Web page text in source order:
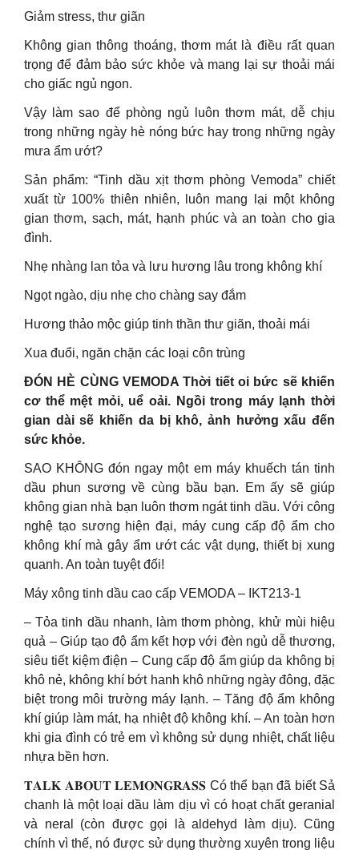
Giảm stress, thư giãn
Không gian thông thoáng, thơm mát là điều rất quan
trọng để đảm bảo sức khỏe và mang lại sự thoải mái
cho giấc ngủ ngon.
Vậy làm sao để phòng ngủ luôn thơm mát, dễ chịu
trong những ngày hè nóng bức hay trong những ngày
mưa ẩm ướt?
Sản phẩm: “Tinh dầu xịt thơm phòng Vemoda” chiết
xuất từ 100% thiên nhiên, luôn mang lại một không
gian thơm, sạch, mát, hạnh phúc và an toàn cho gia
đình.
Nhẹ nhàng lan tỏa và lưu hương lâu trong không khí
Ngọt ngào, dịu nhẹ cho chàng say đắm
Hương thảo mộc giúp tinh thần thư giãn, thoải mái
Xua đuổi, ngăn chặn các loại côn trùng
ĐÓN HÈ CÙNG VEMODA Thời tiết oi bức sẽ khiến
cơ thể mệt mỏi, uể oải. Ngồi trong máy lạnh thời
gian dài sẽ khiến da bị khô, ảnh hưởng xấu đến
sức khỏe.
SAO KHÔNG đón ngay một em máy khuếch tán tinh
dầu phun sương về cùng bầu bạn. Em ấy sẽ giúp
không gian nhà bạn luôn thơm ngát tinh dầu. Với công
nghệ tạo sương hiện đại, máy cung cấp độ ẩm cho
không khí mà gây ẩm ướt các vật dụng, thiết bị xung
quanh. An toàn tuyệt đối!
Máy xông tinh dầu cao cấp VEMODA – IKT213-1
– Tỏa tinh dầu nhanh, làm thơm phòng, khử mùi hiệu
quả – Giúp tạo độ ẩm kết hợp với đèn ngủ dễ thương,
siêu tiết kiệm điện – Cung cấp độ ẩm giúp da không bị
khô nẻ, không khí bớt hanh khô những ngày đông, đặc
biệt trong môi trường máy lạnh. – Tăng độ ẩm không
khí giúp làm mát, hạ nhiệt độ không khí. – An toàn hơn
khi gia đình có trẻ em vì không sử dụng nhiệt, chất liệu
nhựa bền hơn.
𝐓𝐀𝐋𝐊 𝐀𝐁𝐎𝐔𝐓 𝐋𝐄𝐌𝐎𝐍𝐆𝐑𝐀𝐒𝐒 Có thể bạn đã biết Sả
chanh là một loại dầu làm dịu vì có hoạt chất geranial
và neral (còn được gọi là aldehyd làm dịu). Cũng
chính vì thế, nó được sử dụng thường xuyên trong liệu